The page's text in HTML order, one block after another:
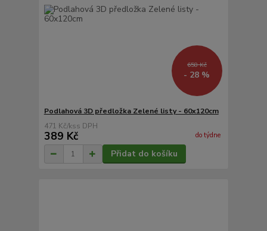
658 Kč
- 28 %
Podlahová 3D předložka Zelené listy - 60x120cm
471 Kč/ks
389 Kč do týdne
Přidat do košíku